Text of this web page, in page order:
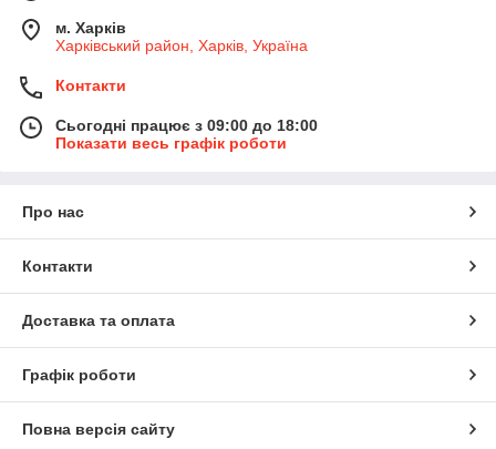
м. Харків
Харківський район, Харків, Україна
Контакти
Сьогодні працює з 09:00 до 18:00
Показати весь графік роботи
Про нас
Контакти
Доставка та оплата
Графік роботи
Повна версія сайту